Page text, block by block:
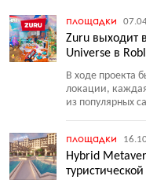
площадки
Zuru выходит
Universe в
В ходе проекта
локации,
из популярных
площадки
Hybrid